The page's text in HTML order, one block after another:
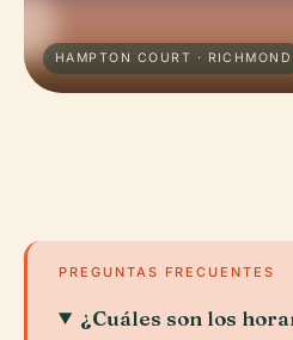
HAMPTON COURT · RICHMOND
PREGUNTAS FRECUENTES
¿Cuáles son los